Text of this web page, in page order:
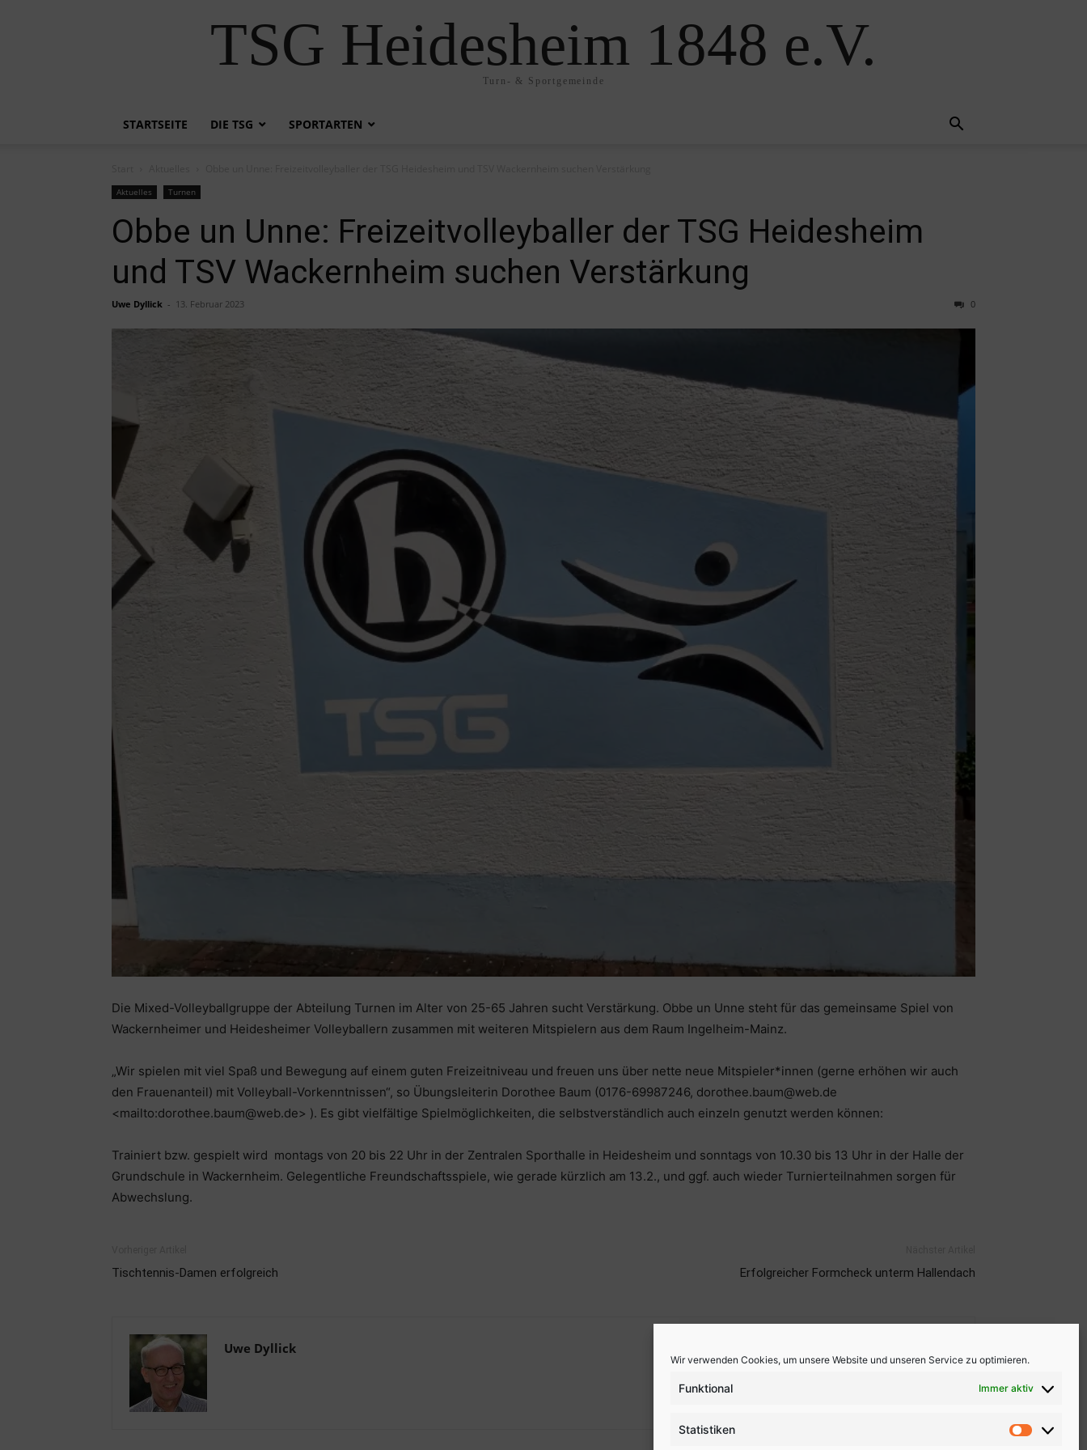
Wir verwenden Cookies, um unsere Website und unseren Service zu optimieren.
Funktional Immer aktiv
Statistiken
TSG Heidesheim 1848 e.V.
Turn- & Sportgemeinde
STARTSEITE DIE TSG SPORTARTEN
Aktuelles Turnen
Obbe un Unne: Freizeitvolleyballer der TSG Heidesheim
und TSV Wackernheim suchen Verstärkung
Uwe Dyllick - 13. Februar 2023 0
Die Mixed-Volleyballgruppe der Abteilung Turnen im Alter von 25-65 Jahren sucht Verstärkung. Obbe un Unne steht für das gemeinsame Spiel von
Wackernheimer und Heidesheimer Volleyballern zusammen mit weiteren Mitspielern aus dem Raum Ingelheim-Mainz.
„Wir spielen mit viel Spaß und Bewegung auf einem guten Freizeitniveau und freuen uns über nette neue Mitspieler*innen (gerne erhöhen wir auch
den Frauenanteil) mit Volleyball-Vorkenntnissen“, so Übungsleiterin Dorothee Baum (0176-69987246, dorothee.baum@web.de
<mailto:dorothee.baum@web.de> ). Es gibt vielfältige Spielmöglichkeiten, die selbstverständlich auch einzeln genutzt werden können:
Trainiert bzw. gespielt wird montags von 20 bis 22 Uhr in der Zentralen Sporthalle in Heidesheim und sonntags von 10.30 bis 13 Uhr in der Halle der
Grundschule in Wackernheim. Gelegentliche Freundschaftsspiele, wie gerade kürzlich am 13.2., und ggf. auch wieder Turnierteilnahmen sorgen für
Abwechslung.
Tischtennis-Damen erfolgreich Erfolgreicher Formcheck unterm Hallendach
Uwe Dyllick